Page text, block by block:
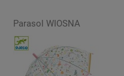
Parasol WIOSNA